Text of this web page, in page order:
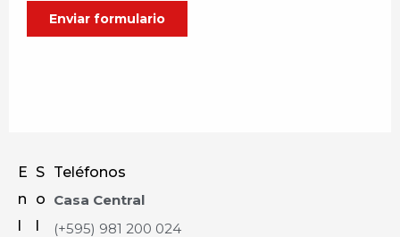
E
n
S
o
Teléfonos
Casa Central
(+595) 981 200 024